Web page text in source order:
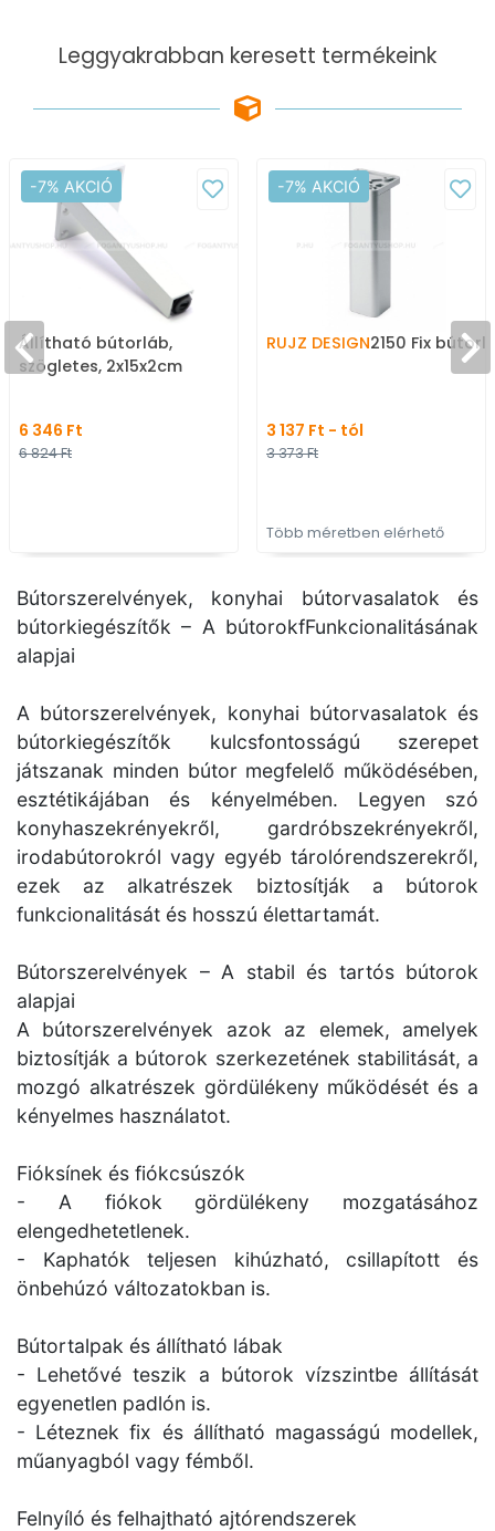
Leggyakrabban keresett termékeink
-7% AKCIÓ
Állítható bútorláb,
szögletes, 2x15x2cm
6 346 Ft
6 824 Ft
-7% AKCIÓ
RUJZ DESIGN2150 Fix
3 137 Ft - tól
3 373 Ft
Több méretben elérhető
Bútorszerelvények, konyhai bútorvasalatok és
bútorkiegészítők – A bútorokfFunkcionalitásának
alapjai
A bútorszerelvények, konyhai bútorvasalatok és
bútorkiegészítők kulcsfontosságú szerepet
játszanak minden bútor megfelelő működésében,
esztétikájában és kényelmében. Legyen szó
konyhaszekrényekről, gardróbszekrényekről,
irodabútorokról vagy egyéb tárolórendszerekről,
ezek az alkatrészek biztosítják a bútorok
funkcionalitását és hosszú élettartamát.
Bútorszerelvények – A stabil és tartós bútorok
alapjai
A bútorszerelvények azok az elemek, amelyek
biztosítják a bútorok szerkezetének stabilitását, a
mozgó alkatrészek gördülékeny működését és a
kényelmes használatot.
Fióksínek és fiókcsúszók
- A fiókok gördülékeny mozgatásához
elengedhetetlenek.
- Kaphatók teljesen kihúzható, csillapított és
önbehúzó változatokban is.
Bútortalpak és állítható lábak
- Lehetővé teszik a bútorok vízszintbe állítását
egyenetlen padlón is.
- Léteznek fix és állítható magasságú modellek,
műanyagból vagy fémből.
Felnyíló és felhajtható ajtórendszerek